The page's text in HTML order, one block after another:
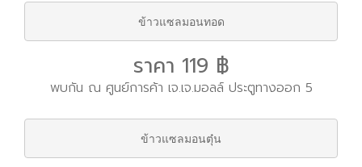
ข้าวแซลมอนทอด
ราคา 119 ฿
พบกัน ณ ศูนย์การค้า เจ.เจ.มอลล์ ประตูทางออก 5
ข้าวแซลมอนตุ๋น